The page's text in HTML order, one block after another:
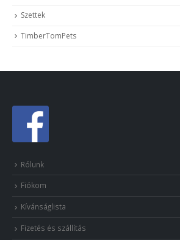
Szettek
TimberTomPets
Rólunk
Fiókom
Kívánságlista
Fizetés és szállítás